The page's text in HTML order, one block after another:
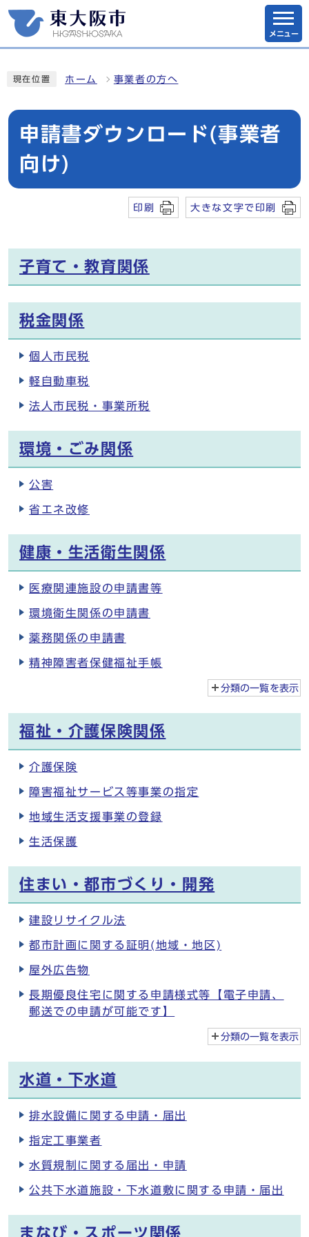
メニュー
現在位置 ホーム 事業者の方へ
申請書ダウンロード(事業者
向け)
印刷 大きな文字で印刷
子育て・教育関係
税金関係
個人市民税
軽自動車税
法人市民税・事業所税
環境・ごみ関係
公害
省エネ改修
健康・生活衛生関係
医療関連施設の申請書等
環境衛生関係の申請書
薬務関係の申請書
精神障害者保健福祉手帳
分類の一覧を表示
福祉・介護保険関係
介護保険
障害福祉サービス等事業の指定
地域生活支援事業の登録
生活保護
住まい・都市づくり・開発
建設リサイクル法
都市計画に関する証明(地域・地区)
屋外広告物
長期優良住宅に関する申請様式等【電子申請、
郵送での申請が可能です】
分類の一覧を表示
水道・下水道
排水設備に関する申請・届出
指定工事業者
水質規制に関する届出・申請
公共下水道施設・下水道敷に関する申請・届出
まなび・スポーツ関係